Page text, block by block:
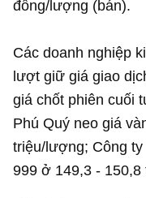
đồng/lượng (bán).
Các doanh nghiệp
lượt giữ giá giao
giá chốt phiên cuối
Phú Quý neo giá
triệu/lượng; Công
999 ở 149,3 -